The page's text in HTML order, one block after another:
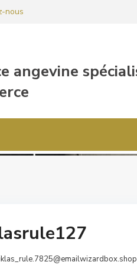
nous